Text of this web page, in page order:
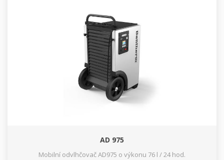
AD 975
Mobilní odvlhčovač AD975 o výkonu 76 l / 24 hod.